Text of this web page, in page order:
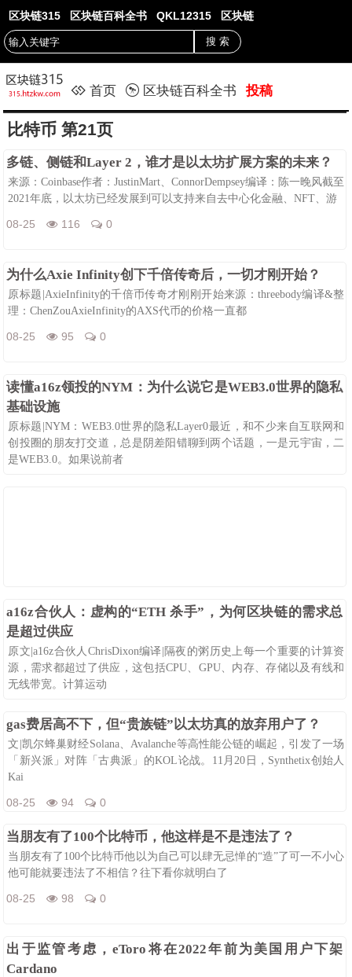
区块链315 区块链百科全书 QKL12315 区块链
首页 区块链百科全书 投稿
比特币 第21页
多链、侧链和Layer 2，谁才是以太坊扩展方案的未来？
来源：Coinbase作者：JustinMart、ConnorDempsey编译：陈一晚风截至
2021年底，以太坊已经发展到可以支持来自去中心化金融、NFT、游
08-25 116 0
为什么Axie Infinity创下千倍传奇后，一切才刚开始？
原标题|AxieInfinity的千倍币传奇才刚刚开始来源：threebody编译&整
理：ChenZouAxieInfinity的AXS代币的价格一直都
08-25 95 0
读懂a16z领投的NYM：为什么说它是WEB3.0世界的隐私
基础设施
原标题|NYM：WEB3.0世界的隐私Layer0最近，和不少来自互联网和
创投圈的朋友打交道，总是阴差阳错聊到两个话题，一是元宇宙，二
是WEB3.0。如果说前者
a16z合伙人：虚构的“ETH 杀手”，为何区块链的需求总
是超过供应
原文|a16z合伙人ChrisDixon编译|隔夜的粥历史上每一个重要的计算资
源，需求都超过了供应，这包括CPU、GPU、内存、存储以及有线和
无线带宽。计算运动
gas费居高不下，但“贵族链”以太坊真的放弃用户了？
文|凯尔蜂巢财经Solana、Avalanche等高性能公链的崛起，引发了一场
「新兴派」对阵「古典派」的KOL论战。11月20日，Synthetix创始人
Kai
08-25 94 0
当朋友有了100个比特币，他这样是不是违法了？
当朋友有了100个比特币他以为自己可以肆无忌惮的“造”了可一不小心
他可能就要违法了不相信？往下看你就明白了
08-25 98 0
出于监管考虑，eToro将在2022年前为美国用户下架
Cardano